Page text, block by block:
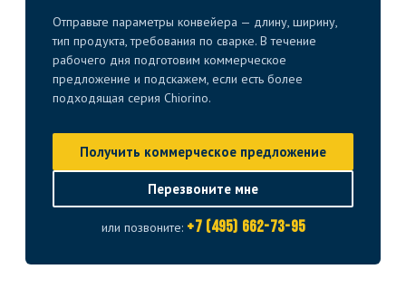
Отправьте параметры конвейера — длину, ширину,
тип продукта, требования по сварке. В течение
рабочего дня подготовим коммерческое
предложение и подскажем, если есть более
подходящая серия Chiorino.
Получить коммерческое предложение
Перезвоните мне
или позвоните: +7 (495) 662-73-95